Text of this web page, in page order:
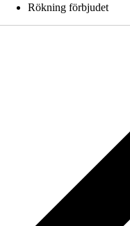
Rökning förbjudet